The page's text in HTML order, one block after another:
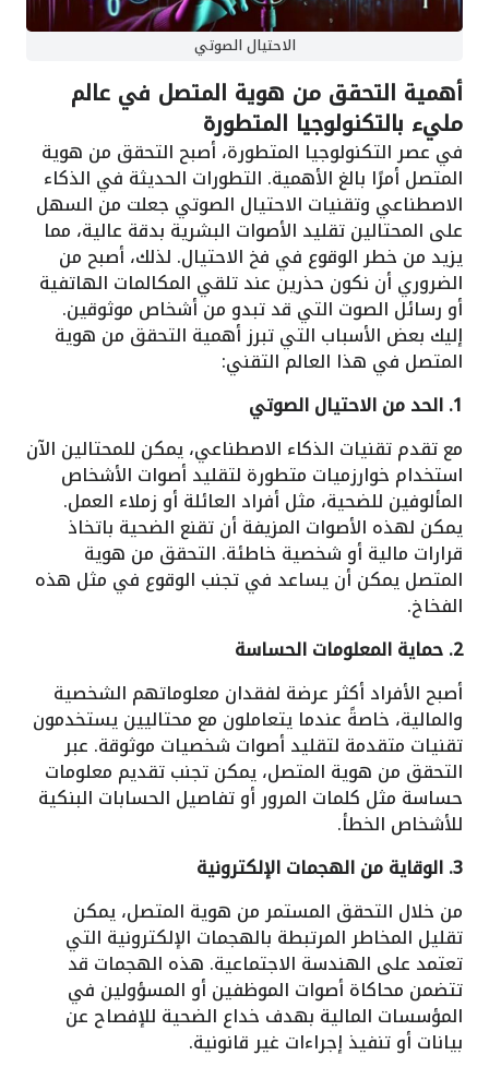
الاحتيال الصوتي
أهمية التحقق من هوية المتصل في عالم
مليء بالتكنولوجيا المتطورة
في عصر التكنولوجيا المتطورة، أصبح التحقق من هوية
المتصل أمرًا بالغ الأهمية. التطورات الحديثة في الذكاء
الاصطناعي وتقنيات الاحتيال الصوتي جعلت من السهل
على المحتالين تقليد الأصوات البشرية بدقة عالية، مما
يزيد من خطر الوقوع في فخ الاحتيال. لذلك، أصبح من
الضروري أن نكون حذرين عند تلقي المكالمات الهاتفية
أو رسائل الصوت التي قد تبدو من أشخاص موثوقين.
إليك بعض الأسباب التي تبرز أهمية التحقق من هوية
المتصل في هذا العالم التقني:
1. الحد من الاحتيال الصوتي
مع تقدم تقنيات الذكاء الاصطناعي، يمكن للمحتالين الآن
استخدام خوارزميات متطورة لتقليد أصوات الأشخاص
المألوفين للضحية، مثل أفراد العائلة أو زملاء العمل.
يمكن لهذه الأصوات المزيفة أن تقنع الضحية باتخاذ
قرارات مالية أو شخصية خاطئة. التحقق من هوية
المتصل يمكن أن يساعد في تجنب الوقوع في مثل هذه
الفخاخ.
2. حماية المعلومات الحساسة
أصبح الأفراد أكثر عرضة لفقدان معلوماتهم الشخصية
والمالية، خاصةً عندما يتعاملون مع محتاليين يستخدمون
تقنيات متقدمة لتقليد أصوات شخصيات موثوقة. عبر
التحقق من هوية المتصل، يمكن تجنب تقديم معلومات
حساسة مثل كلمات المرور أو تفاصيل الحسابات البنكية
للأشخاص الخطأ.
3. الوقاية من الهجمات الإلكترونية
من خلال التحقق المستمر من هوية المتصل، يمكن
تقليل المخاطر المرتبطة بالهجمات الإلكترونية التي
تعتمد على الهندسة الاجتماعية. هذه الهجمات قد
تتضمن محاكاة أصوات الموظفين أو المسؤولين في
المؤسسات المالية بهدف خداع الضحية للإفصاح عن
بيانات أو تنفيذ إجراءات غير قانونية.